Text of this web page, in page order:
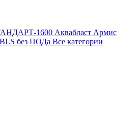
1600 Аквабласт Армис
BLS без ПОДа Все категории